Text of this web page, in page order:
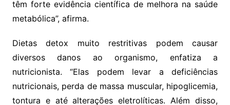
têm forte evidência científica de melhora na saúde
metabólica”, afirma.
Dietas detox muito restritivas podem causar
diversos danos ao organismo, enfatiza a
nutricionista. “Elas podem levar a deficiências
nutricionais, perda de massa muscular, hipoglicemia,
tontura e até alterações eletrolíticas. Além disso,